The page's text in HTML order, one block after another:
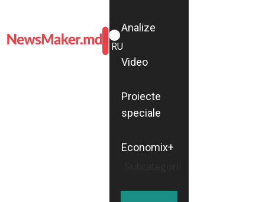
ROMÂNĂ
RU
Analize
Video
Proiecte
speciale
Economix+